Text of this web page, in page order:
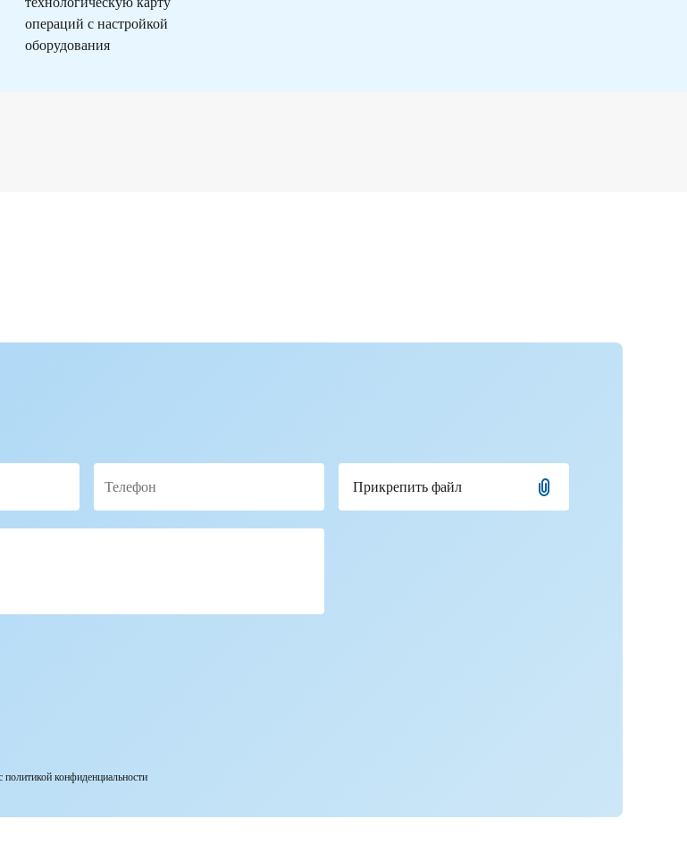
операций с настройкой
оборудования
Прикрепить файл
конфиденциальности